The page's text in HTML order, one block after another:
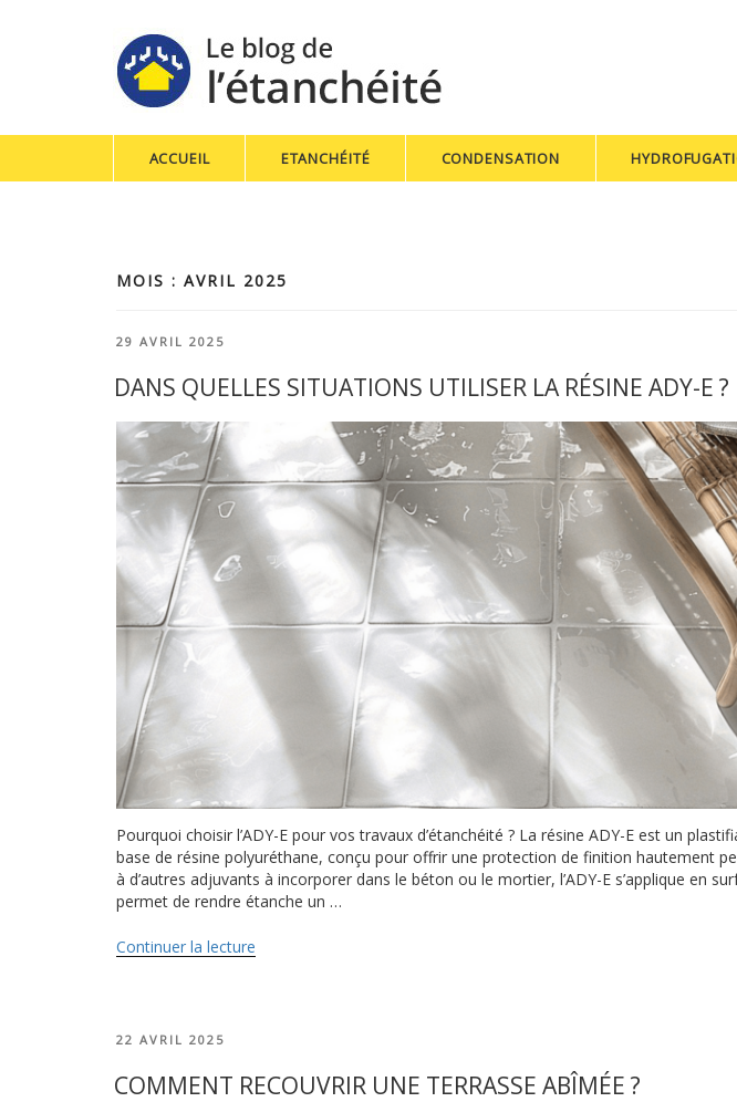
ACCUEIL ETANCHÉITÉ CONDENSATION
MOIS : AVRIL 2025
PUBLIÉ
29 AVRIL 2025
DANS QUELLES SITUATIONS UTILISER LA RÉSINE ADY-E ?
Pourquoi choisir l’ADY-E pour vos travaux d’étanchéité ? La résine ADY-E est un
base de résine polyuréthane, conçu pour offrir une protection de finition hautement
à d’autres adjuvants à incorporer dans le béton ou le mortier, l’ADY-E s’applique en
permet de rendre étanche un …
Continuer la lecture
résine
PUBLIÉ
22 AVRIL 2025
COMMENT RECOUVRIR UNE TERRASSE ABÎMÉE ?